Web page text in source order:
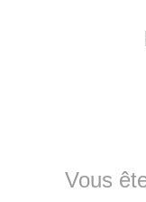
Vous